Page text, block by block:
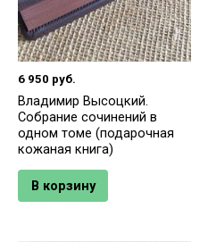
6 950 руб.
Владимир Высоцкий.
Собрание сочинений в
одном томе (подарочная
кожаная книга)
В корзину